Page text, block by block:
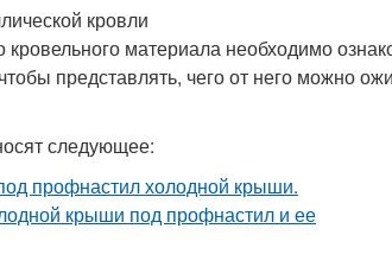
кровли
материала необходимо
представлять, чего от него можно
следующее: